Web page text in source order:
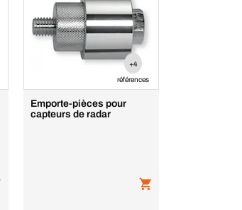
+4
références
Emporte-pièces pour
capteurs de radar